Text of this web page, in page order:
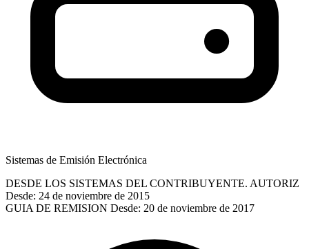
Sistemas de Emisión Electrónica
DESDE LOS SISTEMAS DEL CONTRIBUYENTE. AUTORIZ
Desde: 24 de noviembre de 2015
GUIA DE REMISION Desde: 20 de noviembre de 2017